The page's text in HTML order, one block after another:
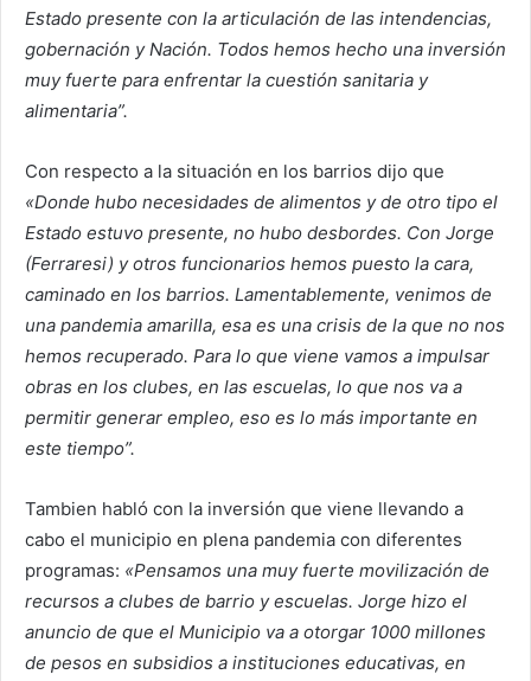
Estado presente con la articulación de las intendencias,
gobernación y Nación. Todos hemos hecho una inversión
muy fuerte para enfrentar la cuestión sanitaria y
alimentaria”.
Con respecto a la situación en los barrios dijo que
«Donde hubo necesidades de alimentos y de otro tipo el
Estado estuvo presente, no hubo desbordes. Con Jorge
(Ferraresi) y otros funcionarios hemos puesto la cara,
caminado en los barrios. Lamentablemente, venimos de
una pandemia amarilla, esa es una crisis de la que no nos
hemos recuperado. Para lo que viene vamos a impulsar
obras en los clubes, en las escuelas, lo que nos va a
permitir generar empleo, eso es lo más importante en
este tiempo”.
Tambien habló con la inversión que viene llevando a
cabo el municipio en plena pandemia con diferentes
programas: «Pensamos una muy fuerte movilización de
recursos a clubes de barrio y escuelas. Jorge hizo el
anuncio de que el Municipio va a otorgar 1000 millones
de pesos en subsidios a instituciones educativas, en